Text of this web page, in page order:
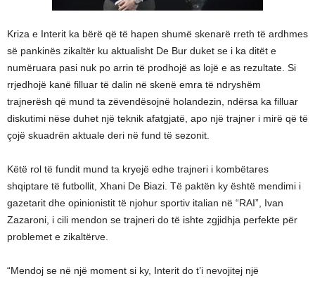
Kriza e Interit ka bërë që të hapen shumë skenarë rreth të ardhmes
së pankinës zikaltër ku aktualisht De Bur duket se i ka ditët e
numëruara pasi nuk po arrin të prodhojë as lojë e as rezultate. Si
rrjedhojë kanë filluar të dalin në skenë emra të ndryshëm
trajnerësh që mund ta zëvendësojnë holandezin, ndërsa ka filluar
diskutimi nëse duhet një teknik afatgjatë, apo një trajner i mirë që të
çojë skuadrën aktuale deri në fund të sezonit.
Këtë rol të fundit mund ta kryejë edhe trajneri i kombëtares
shqiptare të futbollit, Xhani De Biazi. Të paktën ky është mendimi i
gazetarit dhe opinionistit të njohur sportiv italian në “RAI”, Ivan
Zazaroni, i cili mendon se trajneri do të ishte zgjidhja perfekte për
problemet e zikaltërve.
“Mendoj se në një moment si ky, Interit do t’i nevojitej një